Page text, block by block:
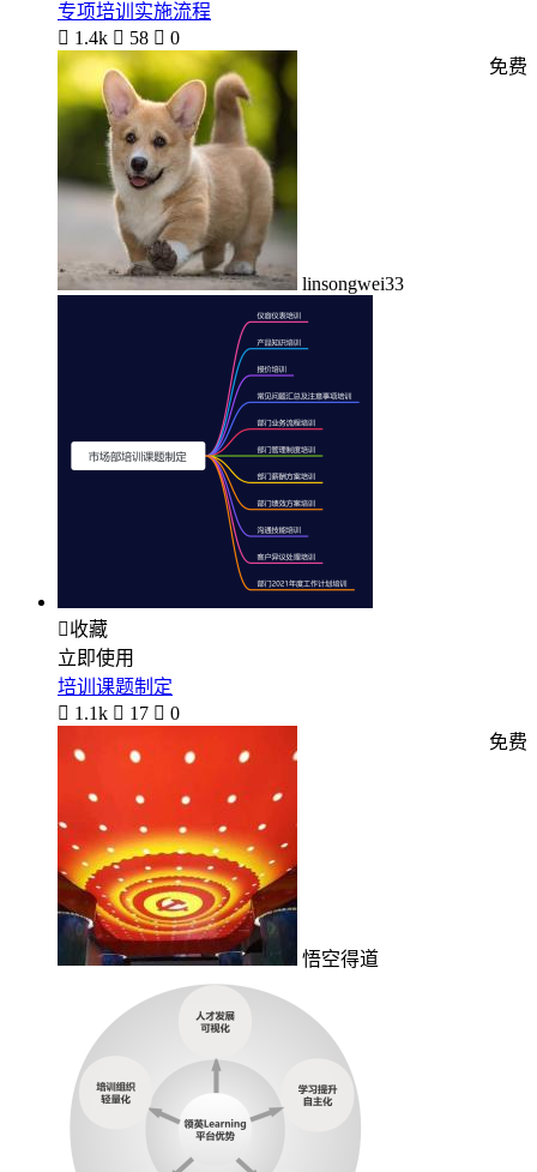
专项培训实施流程
 1.4k  58  0
linsongwei33
免费
收藏
立即使用
培训课题制定
 1.1k  17  0
悟空得道
免费